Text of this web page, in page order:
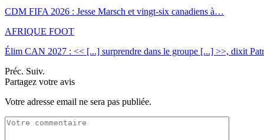
CDM FIFA 2026 : Jesse Marsch et vingt-six canadiens à…
AFRIQUE FOOT
Élim CAN 2027 : << [...] surprendre dans le groupe [...] >>, dixit
Préc. Suiv.
Partagez votre avis
Votre adresse email ne sera pas publiée.